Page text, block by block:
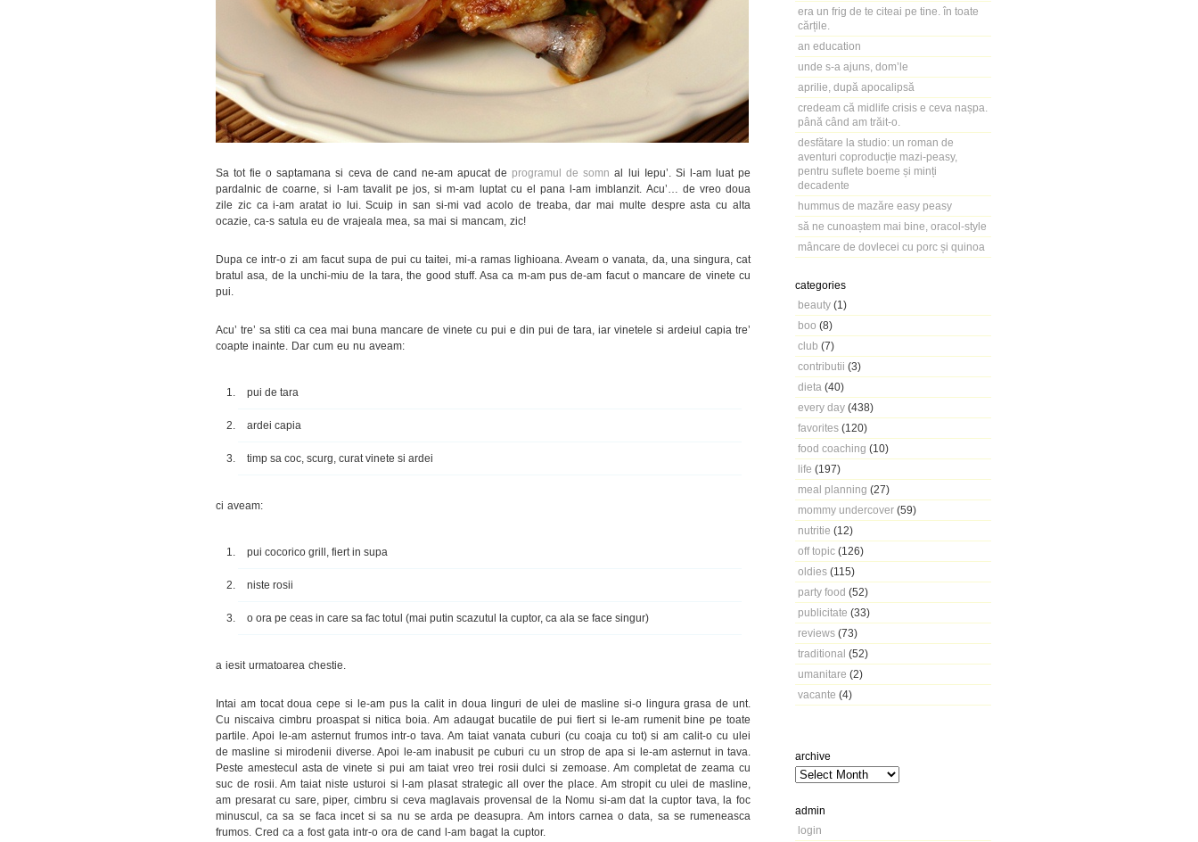
era un frig de te citeai pe tine. în toate
cărțile.
an education
unde s-a ajuns, dom’le
aprilie, după apocalipsă
credeam că midlife crisis e ceva nașpa.
până când am trăit-o.
desfătare la studio: un roman de
aventuri coproducție mazi-peasy,
pentru suflete boeme și minți
decadente
hummus de mazăre easy peasy
să ne cunoaștem mai bine, oracol-style
mâncare de dovlecei cu porc și quinoa
categories
beauty (1)
boo (8)
club (7)
contributii (3)
dieta (40)
every day (438)
favorites (120)
food coaching (10)
life (197)
meal planning (27)
mommy undercover (59)
nutritie (12)
off topic (126)
oldies (115)
party food (52)
publicitate (33)
reviews (73)
traditional (52)
umanitare (2)
vacante (4)
archive
admin
login
Sa tot fie o saptamana si ceva de cand ne-am apucat de programul de somn al lui Iepu’. Si l-am luat pe
pardalnic de coarne, si l-am tavalit pe jos, si m-am luptat cu el pana l-am imblanzit. Acu’… de vreo doua
zile zic ca i-am aratat io lui. Scuip in san si-mi vad acolo de treaba, dar mai multe despre asta cu alta
ocazie, ca-s satula eu de vrajeala mea, sa mai si mancam, zic!
Dupa ce intr-o zi am facut supa de pui cu taitei, mi-a ramas lighioana. Aveam o vanata, da, una singura, cat
bratul asa, de la unchi-miu de la tara, the good stuff. Asa ca m-am pus de-am facut o mancare de vinete cu
pui.
Acu’ tre’ sa stiti ca cea mai buna mancare de vinete cu pui e din pui de tara, iar vinetele si ardeiul capia tre’
coapte inainte. Dar cum eu nu aveam:
pui de tara
ardei capia
timp sa coc, scurg, curat vinete si ardei
ci aveam:
pui cocorico grill, fiert in supa
niste rosii
o ora pe ceas in care sa fac totul (mai putin scazutul la cuptor, ca ala se face singur)
a iesit urmatoarea chestie.
Intai am tocat doua cepe si le-am pus la calit in doua linguri de ulei de masline si-o lingura grasa de unt.
Cu niscaiva cimbru proaspat si nitica boia. Am adaugat bucatile de pui fiert si le-am rumenit bine pe toate
partile. Apoi le-am asternut frumos intr-o tava. Am taiat vanata cuburi (cu coaja cu tot) si am calit-o cu ulei
de masline si mirodenii diverse. Apoi le-am inabusit pe cuburi cu un strop de apa si le-am asternut in tava.
Peste amestecul asta de vinete si pui am taiat vreo trei rosii dulci si zemoase. Am completat de zeama cu
suc de rosii. Am taiat niste usturoi si l-am plasat strategic all over the place. Am stropit cu ulei de masline,
am presarat cu sare, piper, cimbru si ceva maglavais provensal de la Nomu si-am dat la cuptor tava, la foc
minuscul, ca sa se faca incet si sa nu se arda pe deasupra. Am intors carnea o data, sa se rumeneasca
frumos. Cred ca a fost gata intr-o ora de cand l-am bagat la cuptor.